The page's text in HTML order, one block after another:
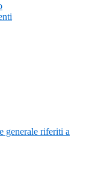
generale riferiti a